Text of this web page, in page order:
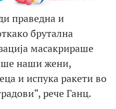
праведна и
брутална
масакрираше
наши жени,
и испука ракети во
рече Ганц.